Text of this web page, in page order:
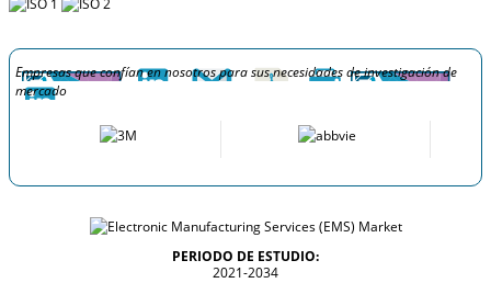
Empresas que confían en nosotros para sus necesidades de investigación de
mercado
PERIODO DE ESTUDIO:
2021-2034